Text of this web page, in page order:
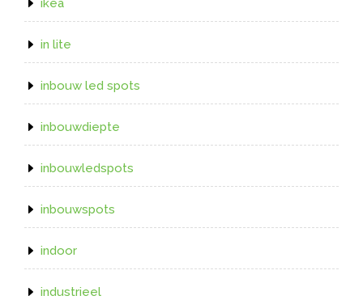
ikea
in lite
inbouw led spots
inbouwdiepte
inbouwledspots
inbouwspots
indoor
industrieel